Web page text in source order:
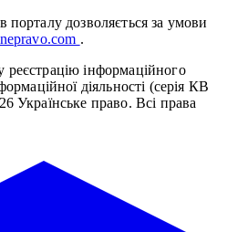
порталу дозволяється за умови
.
інформаційного
діяльності (серія КВ
Українське право. Всі права